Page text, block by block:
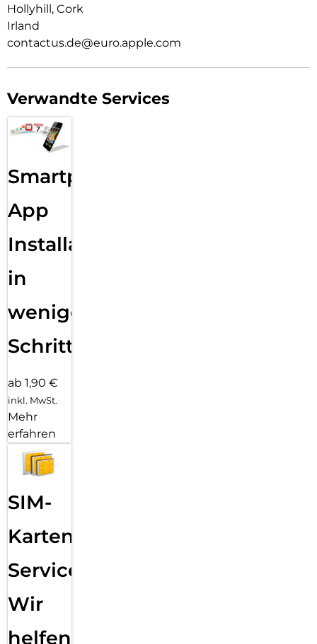
Hollyhill, Cork
Irland
contactus.de@euro.apple.com
Verwandte Services
Smartphone
App
Installation
in
wenigen
Schritten
ab 1,90 €
inkl. MwSt.
Mehr
erfahren
SIM-
Karten
Service:
Wir
helfen